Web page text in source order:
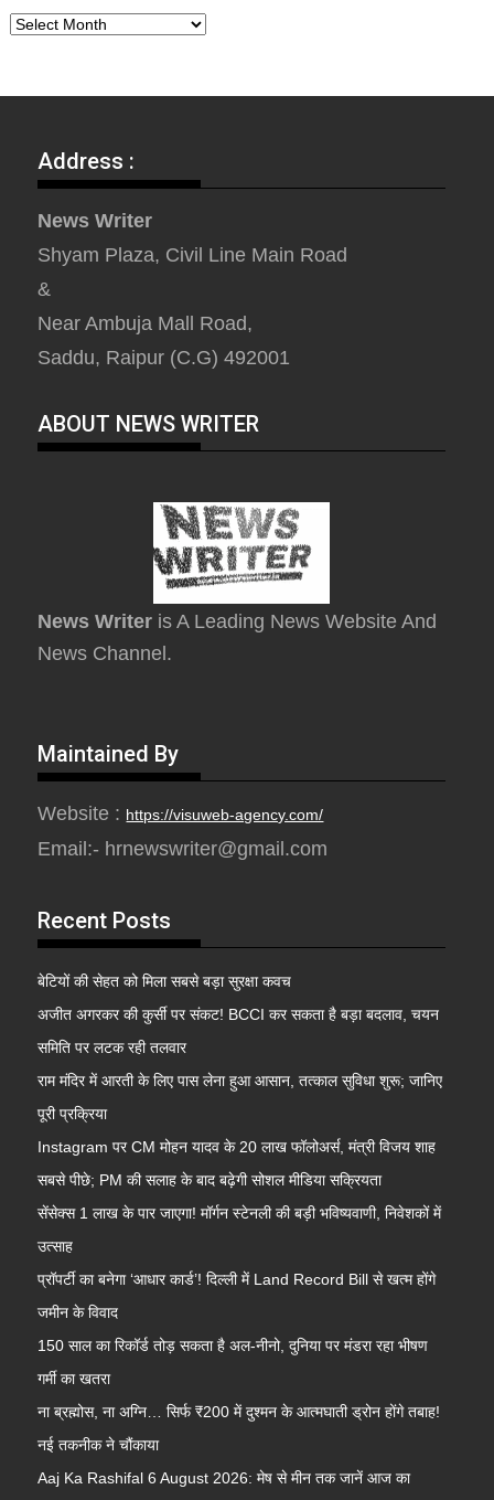
Address :
News Writer
Shyam Plaza, Civil Line Main Road
&
Near Ambuja Mall Road,
Saddu, Raipur (C.G) 492001
ABOUT NEWS WRITER
News Writer is A Leading News Website And
News Channel.
Maintained By
Website : https://visuweb-agency.com/
Email:- hrnewswriter@gmail.com
Recent Posts
बेटियों की सेहत को मिला सबसे बड़ा सुरक्षा कवच
अजीत अगरकर की कुर्सी पर संकट! BCCI कर सकता है बड़ा बदलाव, चयन
समिति पर लटक रही तलवार
राम मंदिर में आरती के लिए पास लेना हुआ आसान, तत्काल सुविधा शुरू; जानिए
पूरी प्रक्रिया
Instagram पर CM मोहन यादव के 20 लाख फॉलोअर्स, मंत्री विजय शाह
सबसे पीछे; PM की सलाह के बाद बढ़ेगी सोशल मीडिया सक्रियता
सेंसेक्स 1 लाख के पार जाएगा! मॉर्गन स्टेनली की बड़ी भविष्यवाणी, निवेशकों में
उत्साह
प्रॉपर्टी का बनेगा ‘आधार कार्ड’! दिल्ली में Land Record Bill से खत्म होंगे
जमीन के विवाद
150 साल का रिकॉर्ड तोड़ सकता है अल-नीनो, दुनिया पर मंडरा रहा भीषण
गर्मी का खतरा
ना ब्रह्मोस, ना अग्नि… सिर्फ ₹200 में दुश्मन के आत्मघाती ड्रोन होंगे तबाह!
नई तकनीक ने चौंकाया
Aaj Ka Rashifal 6 August 2026: मेष से मीन तक जानें आज का